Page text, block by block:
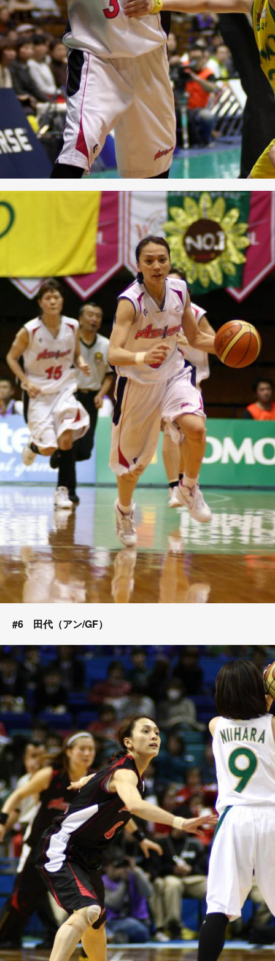
#6 田代（アン/GF）